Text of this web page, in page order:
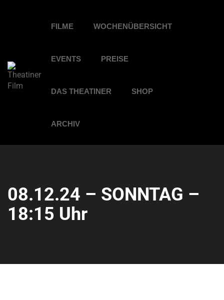
FILME WOCHENÜBERSICHT
EVENTS PREISE
DAS THEATINER SHOP
ARCHIV
08.12.24 – SONNTAG –
18:15 Uhr